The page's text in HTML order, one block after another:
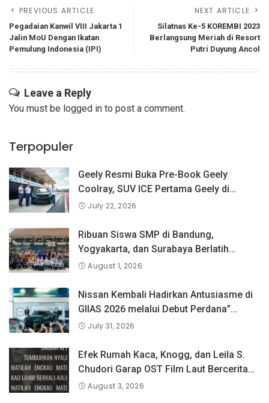
PREVIOUS ARTICLE
Pegadaian Kanwil VIII Jakarta 1
Jalin MoU Dengan Ikatan
Pemulung Indonesia (IPI)
NEXT ARTICLE
Silatnas Ke-5 KOREMBI 2023
Berlangsung Meriah di Resort
Putri Duyung Ancol
Leave a Reply
You must be logged in to post a comment.
Terpopuler
Geely Resmi Buka Pre-Book Geely
Coolray, SUV ICE Pertama Geely di
Indonesia yang Dipercaya Lebih dari 1,3
July 22, 2026
Ribuan Siswa SMP di Bandung,
Yogyakarta, dan Surabaya Berlatih
Langsung Bersama Atlet Voli Nasional di
Nation 2026.
August 1, 2026
Nissan Kembali Hadirkan Antusiasme di
GIIAS 2026 melalui Debut Perdana”
Fairlady Z di Indonesia”
July 31, 2026
Efek Rumah Kaca, Knogg, dan Leila S.
Chudori Garap OST Film Laut Bercerita
Berjudul Matilah Kau Mati
August 3, 2026